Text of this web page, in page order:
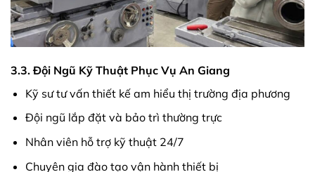
3.3. Đội Ngũ Kỹ Thuật Phục Vụ An Giang
Kỹ sư tư vấn thiết kế am hiểu thị trường địa phương
Đội ngũ lắp đặt và bảo trì thường trực
Nhân viên hỗ trợ kỹ thuật 24/7
Chuyên gia đào tạo vận hành thiết bị